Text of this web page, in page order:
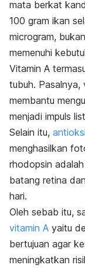
mata berkat
100 gram ikan
microgram,
memenuhi
Vitamin A
tubuh. Pasalnya,
membantu
menjadi impuls
Selain itu,
menghasilkan
rhodopsin
batang retina
hari.
Oleh sebab itu,
vitamin A yaitu
bertujuan agar
meningkatkan